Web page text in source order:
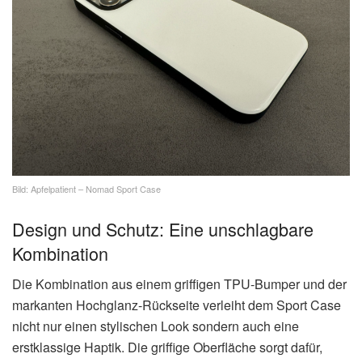
Bild: Apfelpatient – Nomad Sport Case
Design und Schutz: Eine unschlagbare
Kombination
Die Kombination aus einem griffigen TPU-Bumper und der
markanten Hochglanz-Rückseite verleiht dem Sport Case
nicht nur einen stylischen Look sondern auch eine
erstklassige Haptik. Die griffige Oberfläche sorgt dafür,